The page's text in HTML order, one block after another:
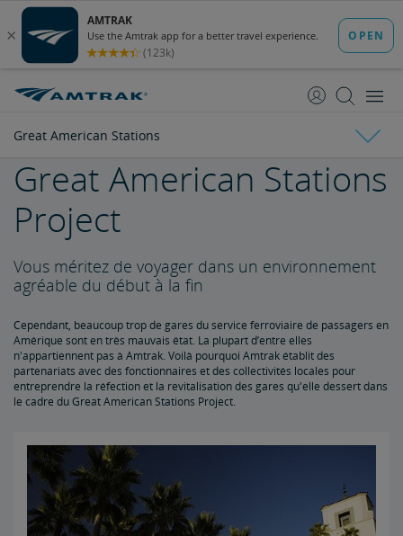
contenu
la
Great American Stations
Faits sur Amtrak
Brochures sur l'impact économique de l'État
Fiches d'information par État
FAQ pour parties prenantes
Conseil d'administration
Ronald Batory
David Capozzi
Lanhee Chen, Ph.D.
Elaine Clegg
Anthony Coscia
Robert A. Gleason
Christopher Koos
Joel Szabat
Leadership
Affaires gouvernementales
Témoignage devant le Congrès
Rapports et documents
Projet d'infrastructure d'accès Penn Station
Great American Stations
Great American Stations
Project
Vous méritez de voyager dans un environnement
agréable du début à la fin
Cependant, beaucoup trop de gares du service ferroviaire de passagers en
Amérique sont en très mauvais état. La plupart d’entre elles
n'appartiennent pas à Amtrak. Voilà pourquoi Amtrak établit des
partenariats avec des fonctionnaires et des collectivités locales pour
entreprendre la réfection et la revitalisation des gares qu'elle dessert dans
le cadre du Great American Stations Project.